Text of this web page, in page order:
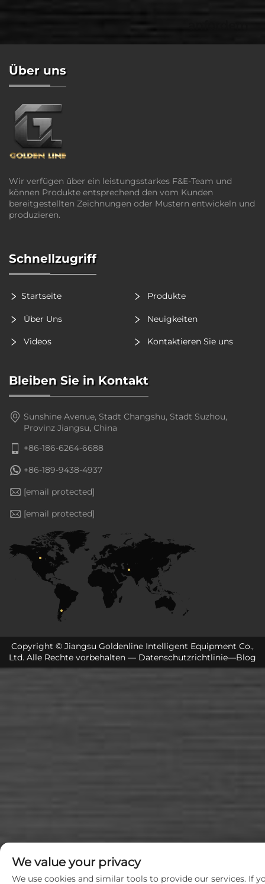
Über uns
Wir verfügen über ein leistungsstarkes F&E-Team und
können Produkte entsprechend den vom Kunden
bereitgestellten Zeichnungen oder Mustern entwickeln und
produzieren.
Schnellzugriff
Startseite Produkte
Über Uns Neuigkeiten
Videos Kontaktieren Sie uns
Bleiben Sie in Kontakt
Sunshine Avenue, Stadt Changshu, Stadt Suzhou,
Provinz Jiangsu, China
+86-186-6264-6688
+86-189-9438-4937
[email protected]
[email protected]
Copyright © Jiangsu Goldenline Intelligent Equipment Co.,
Ltd. Alle Rechte vorbehalten — Datenschutzrichtlinie—Blog
We value your privacy
We use cookies and similar tools to provide our services. If